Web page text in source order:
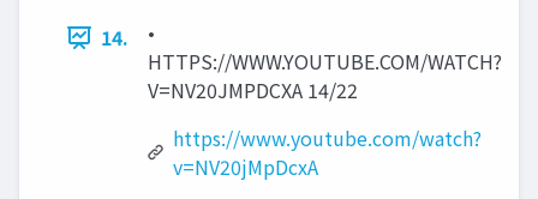
14.
•
HTTPS://WWW.YOUTUBE.COM/WATCH?
V=NV20JMPDCXA 14/22
https://www.youtube.com/watch?
v=NV20jMpDcxA